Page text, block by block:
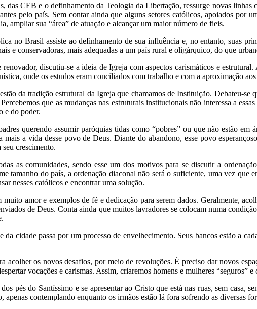
das CEB e o definhamento da Teologia da Libertação, ressurge novas
pelo país. Sem contar ainda que alguns setores católicos, apoiados por
ampliar sua “área” de atuação e alcançar um maior número de fieis.
no Brasil assiste ao definhamento de sua influência e, no entanto, suas
e conservadoras, mais adequadas a um país rural e oligárquico, do que
discutiu-se a ideia de Igreja com aspectos carismáticos e
onde os estudos eram conciliados com trabalho e com a aproximação
da tradição estrutural da Igreja que chamamos de Instituição. Debateu-
que as mudanças nas estruturais institucionais não interessa a
e do poder.
querendo assumir paróquias tidas como “pobres” ou que não estão em
a vida desse povo de Deus. Diante do abandono, esse povo
seu crescimento.
as comunidades, sendo esse um dos motivos para se discutir a
tamanho do país, a ordenação diaconal não será o suficiente, uma vez que
nesses católicos e encontrar uma solução.
amor e exemplos de fé e dedicação para serem dados. Geralmente,
de Deus. Conta ainda que muitos lavradores se colocam numa
cidade passa por um processo de envelhecimento. Seus bancos estão a
acolher os novos desafios, por meio de revoluções. É preciso dar novos
vocações e carismas. Assim, criaremos homens e mulheres “seguros” e
pés do Santíssimo e se apresentar ao Cristo que está nas ruas, sem casa,
contemplando enquanto os irmãos estão lá fora sofrendo as diversas